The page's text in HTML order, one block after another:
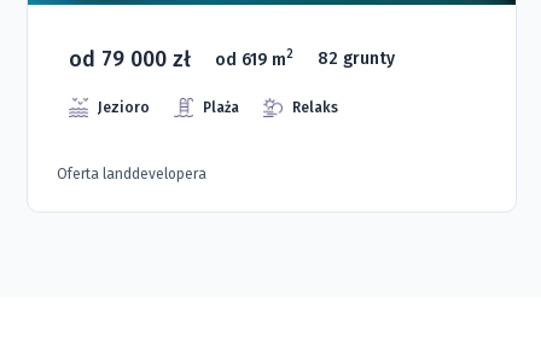
od 79 000 zł od 619 m2 82 grunty
Jezioro Plaża Relaks
Oferta landdevelopera